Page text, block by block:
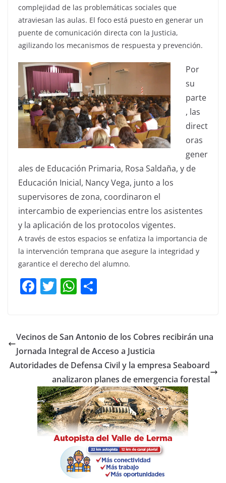
complejidad de las problemáticas sociales que
atraviesan las aulas. El foco está puesto en generar un
puente de comunicación directa con la Justicia,
agilizando los mecanismos de respuesta y prevención.
Por
su
parte
, las
direct
oras
gener
ales de Educación Primaria, Rosa Saldaña, y de
Educación Inicial, Nancy Vega, junto a los
supervisores de zona, coordinaron el
intercambio de experiencias entre los asistentes
y la aplicación de los protocolos vigentes.
A través de estos espacios se enfatiza la importancia de
la intervención temprana que asegure la integridad y
garantice el derecho del alumno.
F
e
b
o
o
k
T
er
W
s
A
p
p
p
ar
tir
Vecinos de San Antonio de los Cobres recibirán una
Jornada Integral de Acceso a Justicia
Autoridades de Defensa Civil y la empresa Seaboard
analizaron planes de emergencia forestal